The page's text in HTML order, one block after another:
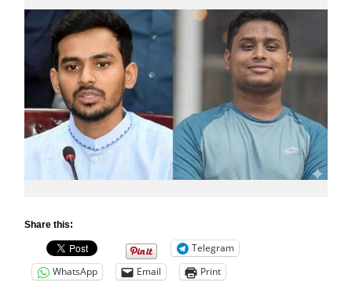
Share this:
Telegram
WhatsApp
Email Print